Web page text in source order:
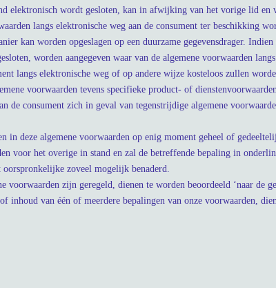
elektronisch wordt gesloten, kan in afwijking van het vorige lid en
langs elektronische weg aan de consument ter beschikking
kan worden opgeslagen op een duurzame gegevensdrager.
worden aangegeven waar van de algemene voorwaarden
langs elektronische weg of op andere wijze kosteloos zullen
voorwaarden tevens specifieke product- of
de consument zich in geval van tegenstrijdige algemene
in deze algemene voorwaarden op enig moment geheel of
voor het overige in stand en zal de betreffende bepaling in
zoveel mogelijk benaderd.
voorwaarden zijn geregeld, dienen te worden beoordeeld ‘naar de
inhoud van één of meerdere bepalingen van onze voorwaarden,